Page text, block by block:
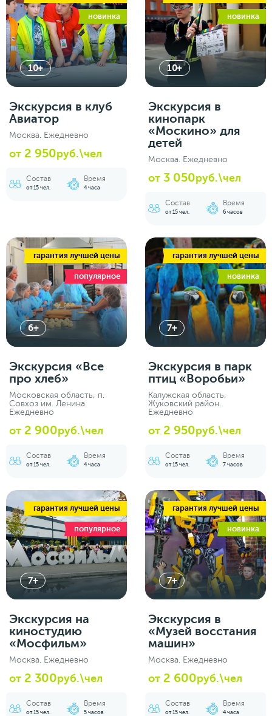
новинка
10+
Экскурсия в клуб
Авиатор
Москва. Ежедневно
от 2 950руб.\чел
Состав
от 15 чел.
Время
4 часа
новинка
10+
Экскурсия в
кинопарк
«Москино» для
детей
Москва. Ежедневно
от 3 050руб.\чел
Состав
от 15 чел.
Время
6 часов
гарантия лучшей цены
популярное
6+
Экскурсия «‎Все
про хлеб»
Московская область, п.
Совхоз им. Ленина.
Ежедневно
от 2 900руб.\чел
Состав
от 15 чел.
Время
4 часа
гарантия лучшей цены
новинка
7+
Экскурсия в парк
птиц «Воробьи»
Калужская область,
Жуковский район.
Ежедневно
от 2 950руб.\чел
Состав
от 15 чел.
Время
7 часов
гарантия лучшей цены
популярное
7+
Экскурсия на
киностудию
«Мосфильм»
Москва. Ежедневно
от 2 300руб.\чел
Состав
от 15 чел.
Время
5 часов
гарантия лучшей цены
новинка
7+
Экскурсия в
«Музей восстания
машин»
Москва. Ежедневно
от 2 600руб.\чел
Состав
от 15 чел.
Время
4 часа